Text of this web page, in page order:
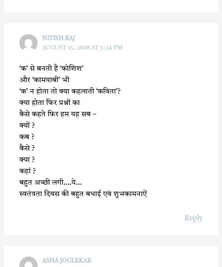
NITISH RAJ
AUGUST 15, 2008 AT 5:24 PM
‘क’ से बनती है ‘कोशिश’
और ‘कामयाबी’ भी
‘क’ न होता तो क्या कहलाती ‘कविता’?
क्या होता फिर प्रश्नों का
कैसे कहते फिर हम यह सब –
क्यों ?
कब ?
कैसे ?
क्या ?
कहां ?
बहुत अच्छी लगी….ये…
स्वतंत्रता दिवस की बहुत बधाई एवं शुभकामनाऐं
Reply
ASHA JOGLEKAR